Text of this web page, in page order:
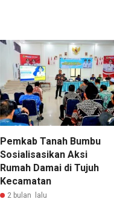
Pemkab Tanah Bumbu
Sosialisasikan Aksi
Rumah Damai di Tujuh
Kecamatan
2 bulan lalu